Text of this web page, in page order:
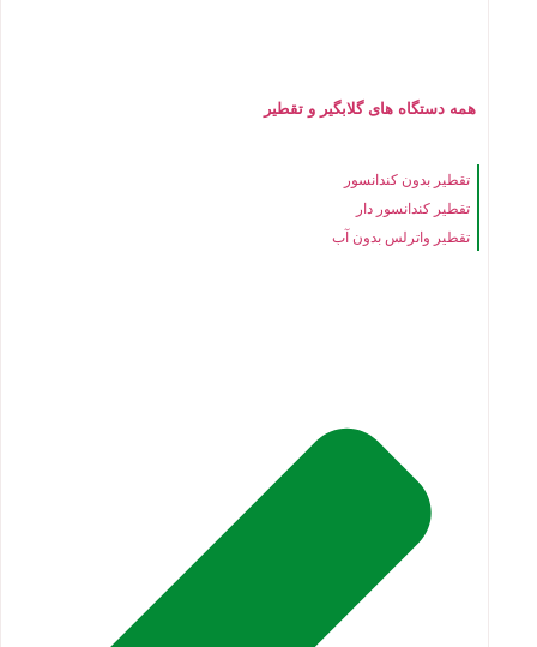
همه دستگاه های گلابگیر و تقطیر
تقطیر بدون کندانسور
تقطیر کندانسور دار
تقطیر واترلس بدون آب